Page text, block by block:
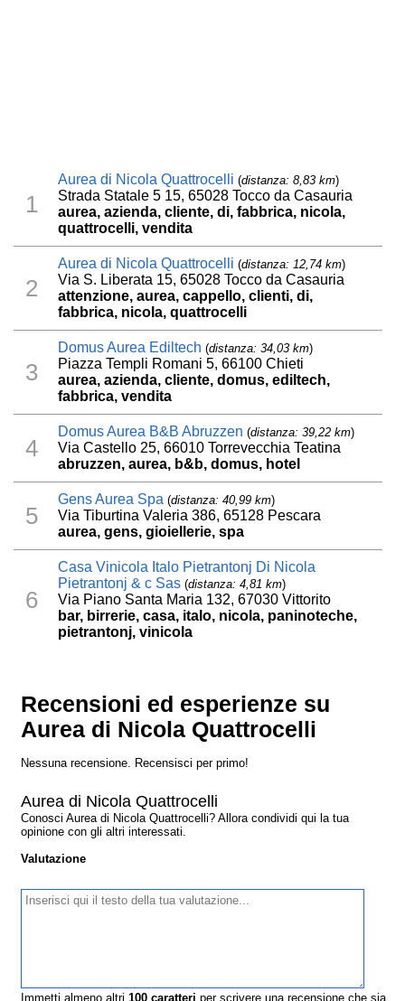
1
Aurea di Nicola Quattrocelli (distanza: 8,83 km)
Strada Statale 5 15, 65028 Tocco da Casauria
aurea, azienda, cliente, di, fabbrica, nicola,
quattrocelli, vendita
2
Aurea di Nicola Quattrocelli (distanza: 12,74 km)
Via S. Liberata 15, 65028 Tocco da Casauria
attenzione, aurea, cappello, clienti, di,
fabbrica, nicola, quattrocelli
3
Domus Aurea Ediltech (distanza: 34,03 km)
Piazza Templi Romani 5, 66100 Chieti
aurea, azienda, cliente, domus, ediltech,
fabbrica, vendita
4
Domus Aurea B&B Abruzzen (distanza: 39,22 km)
Via Castello 25, 66010 Torrevecchia Teatina
abruzzen, aurea, b&b, domus, hotel
5
Gens Aurea Spa (distanza: 40,99 km)
Via Tiburtina Valeria 386, 65128 Pescara
aurea, gens, gioiellerie, spa
6
Casa Vinicola Italo Pietrantonj Di Nicola
Pietrantonj & c Sas (distanza: 4,81 km)
Via Piano Santa Maria 132, 67030 Vittorito
bar, birrerie, casa, italo, nicola, paninoteche,
pietrantonj, vinicola
Recensioni ed esperienze su
Aurea di Nicola Quattrocelli
Nessuna recensione. Recensisci per primo!
Aurea di Nicola Quattrocelli
Conosci Aurea di Nicola Quattrocelli? Allora condividi qui la tua
opinione con gli altri interessati.
Valutazione
Immetti almeno altri100 caratteri per scrivere una recensione che sia